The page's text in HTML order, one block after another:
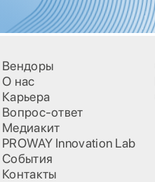
Вендоры
О нас
Карьера
Вопрос-ответ
Медиакит
PROWAY Innovation Lab
События
Контакты